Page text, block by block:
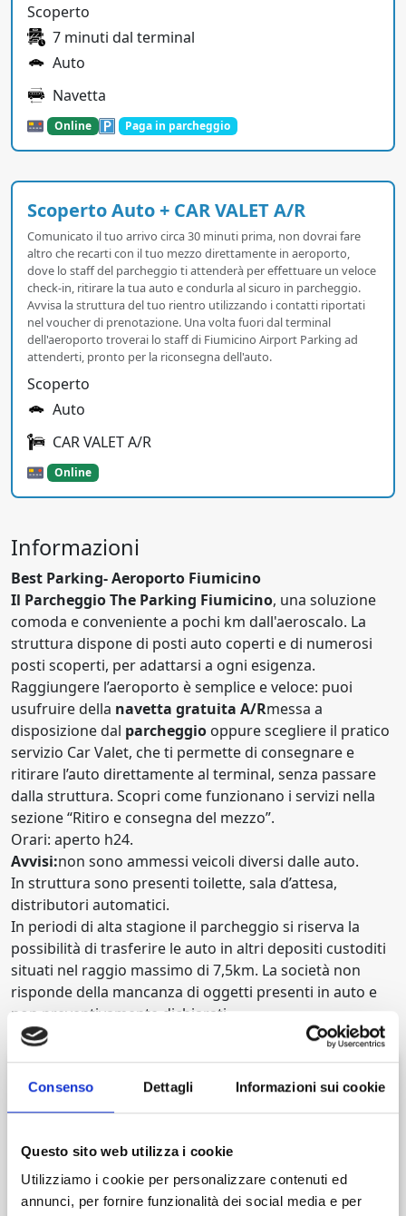
Consenso Dettagli Informazioni sui cookie
Questo sito web utilizza i cookie
Utilizziamo i cookie per personalizzare contenuti ed
annunci, per fornire funzionalità dei social media e per
Scoperto
7 minuti dal terminal
Auto
Navetta
Online Paga in parcheggio
Scoperto Auto + CAR VALET A/R
Comunicato il tuo arrivo circa 30 minuti prima, non dovrai fare
altro che recarti con il tuo mezzo direttamente in aeroporto,
dove lo staff del parcheggio ti attenderà per effettuare un veloce
check-in, ritirare la tua auto e condurla al sicuro in parcheggio.
Avvisa la struttura del tuo rientro utilizzando i contatti riportati
nel voucher di prenotazione. Una volta fuori dal terminal
dell'aeroporto troverai lo staff di Fiumicino Airport Parking ad
attenderti, pronto per la riconsegna dell'auto.
Scoperto
Auto
CAR VALET A/R
Online
Informazioni
Best Parking- Aeroporto Fiumicino
Il Parcheggio The Parking Fiumicino, una soluzione
comoda e conveniente a pochi km dall'aeroscalo. La
struttura dispone di posti auto coperti e di numerosi
posti scoperti, per adattarsi a ogni esigenza.
Raggiungere l’aeroporto è semplice e veloce: puoi
usufruire della navetta gratuita A/Rmessa a
disposizione dal parcheggio oppure scegliere il pratico
servizio Car Valet, che ti permette di consegnare e
ritirare l’auto direttamente al terminal, senza passare
dalla struttura. Scopri come funzionano i servizi nella
sezione “Ritiro e consegna del mezzo”.
Orari: aperto h24.
Avvisi:non sono ammessi veicoli diversi dalle auto.
In struttura sono presenti toilette, sala d’attesa,
distributori automatici.
In periodi di alta stagione il parcheggio si riserva la
possibilità di trasferire le auto in altri depositi custoditi
situati nel raggio massimo di 7,5km. La società non
risponde della mancanza di oggetti presenti in auto e
non preventivamente dichiarati.
Verifica disponibilità
Dal giorno Ora